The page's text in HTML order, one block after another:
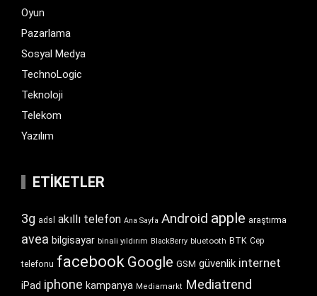
Oyun
Pazarlama
Sosyal Medya
TechnoLogic
Teknoloji
Telekom
Yazılım
ETIKETLER
3g adsl akıllı telefon Ana Sayfa Android apple araştırma
avea bilgisayar binali yıldırım BlackBerry bluetooth BTK Cep
telefonu facebook Google GSM güvenlik internet
iPad iphone kampanya Mediamarkt Mediatrend